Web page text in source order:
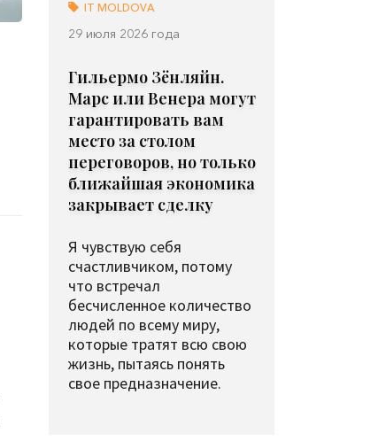
IT MOLDOVA
29 июля 2026 года
Гильермо Зёнляйн.
Марс или Венера могут
гарантировать вам
место за столом
переговоров, но только
ближайшая экономика
закрывает сделку
Я чувствую себя
счастливчиком, потому
что встречал
бесчисленное количество
людей по всему миру,
которые тратят всю свою
жизнь, пытаясь понять
свое предназначение.